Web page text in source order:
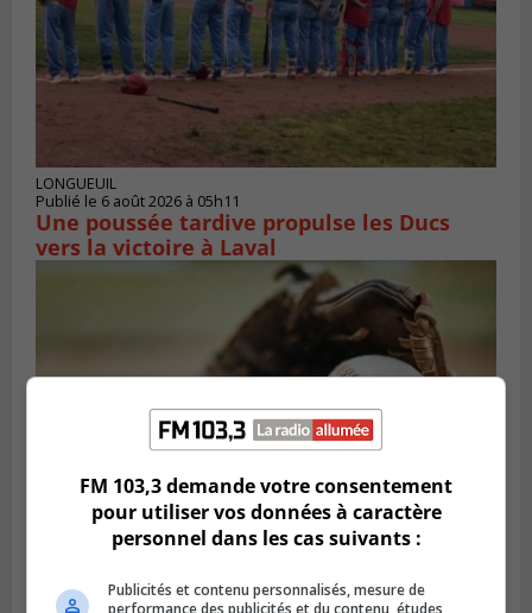
LONGUEUIL
Publié le 6 août 2026 à 05h11
Une poussée tardive propulse les Ducs
vers la victoire à Laval
Publié le 5 août 2026 à 08h38
Les Ducs s’inclinent 4‑3 face à ABC 16U
FM 103,3 demande votre consentement
pour utiliser vos données à caractère
personnel dans les cas suivants :
Publicités et contenu personnalisés, mesure de
performance des publicités et du contenu, études